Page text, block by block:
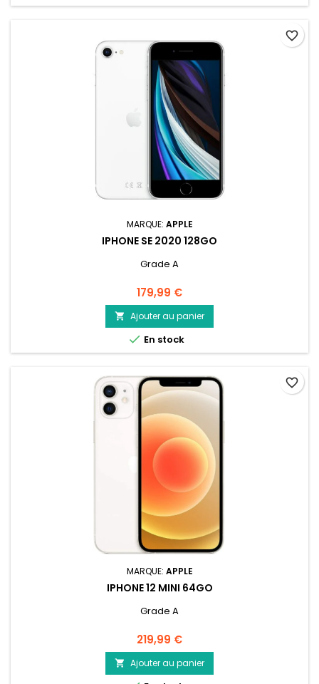
MARQUE: APPLE
IPHONE SE 2020 128GO
Grade A
Prix
179,99 €
 Ajouter au panier
 En stock
favorite_border
MARQUE: APPLE
IPHONE 12 MINI 64GO
Grade A
Prix
219,99 €
 Ajouter au panier
favorite_border